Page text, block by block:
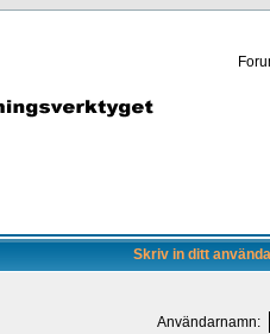
Skriv in ditt
Användarnamn: